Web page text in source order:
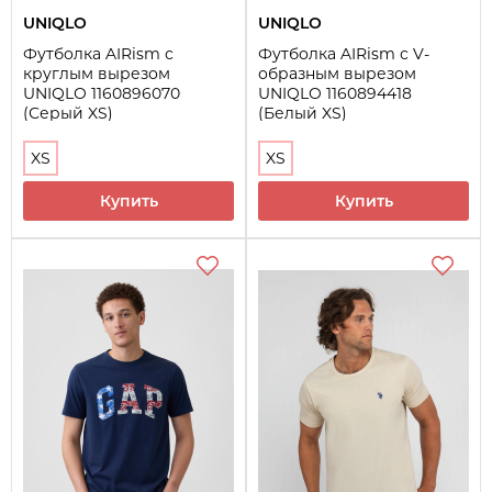
UNIQLO
Футболка AIRism с
круглым вырезом
UNIQLO 1160896070
(Серый XS)
XS
Купить
UNIQLO
Футболка AIRism с V-
образным вырезом
UNIQLO 1160894418
(Белый XS)
XS
Купить